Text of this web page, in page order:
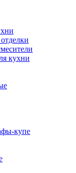
кухни
купе